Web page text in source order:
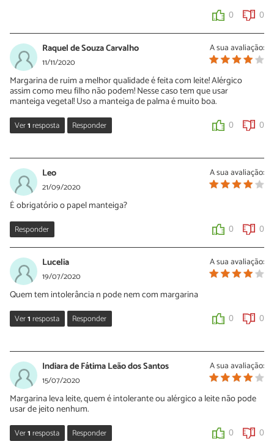
0 0
A sua avaliação:
Raquel de Souza Carvalho
11/11/2020
Margarina de ruim a melhor qualidade é feita com leite! Alérgico
assim como meu filho não podem! Nesse caso tem que usar
manteiga vegetal! Uso a manteiga de palma é muito boa.
Ver1resposta Responder 0 0
Oi Raquel, obrigada pela sua dica sobre manteiga vegetal!
Continue conferindo nossas receitas e dizendo o que você achou.
A sua avaliação:
Leo
21/09/2020
É obrigatório o papel manteiga?
Responder 0 0
A sua avaliação:
Lucelia
19/07/2020
Quem tem intolerância n pode nem com margarina
Ver1resposta Responder 0 0
20/07/2020
Oi Lucelia, a margarina original é feita somente com óleos
vegetais e não contém lactose. Procure uma margarina sem
lactose no mercado e volte para dizer o que você achou desta
receita!
0 0
A sua avaliação:
Indiara de Fátima Leão dos Santos
15/07/2020
Margarina leva leite, quem é intolerante ou alérgico a leite não pode
usar de jeito nenhum.
Ver1resposta Responder 0 0